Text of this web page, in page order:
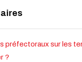
préfectoraux sur les
?